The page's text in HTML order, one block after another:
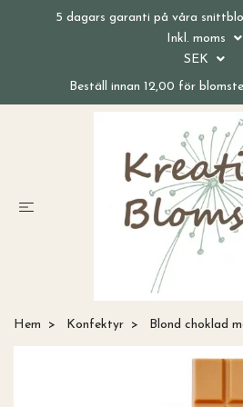
5 dagars garanti på våra
Inkl. moms
SEK
Beställ innan 12,00 för
Hem Konfektyr Blond choklad